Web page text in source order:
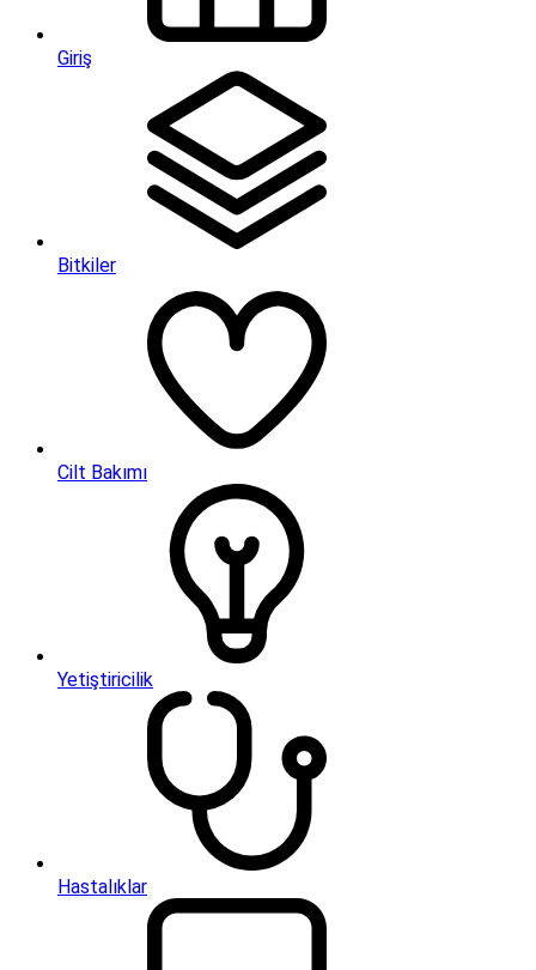
Giriş
Bitkiler
Cilt Bakımı
Yetiştiricilik
Hastalıklar